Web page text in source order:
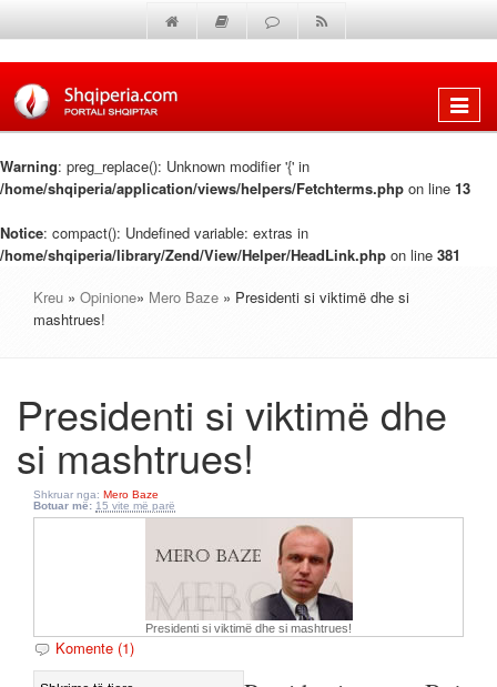
Shfaq
Warning: preg_replace(): Unknown modifier '{' in
/home/shqiperia/application/views/helpers/Fetchterms.php on line 13
Notice: compact(): Undefined variable: extras in
/home/shqiperia/library/Zend/View/Helper/HeadLink.php on line 381
Kreu » Opinione» Mero Baze » Presidenti si viktimë dhe si
mashtrues!
Presidenti si viktimë dhe
si mashtrues!
Shkruar nga: Mero Baze
Botuar më: 15 vite më parë
Presidenti si viktimë dhe si mashtrues!
Komente (1)